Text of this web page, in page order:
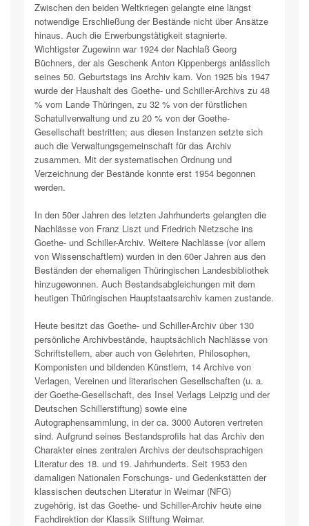
Zwischen den beiden Weltkriegen gelangte eine längst
notwendige Erschließung der Bestände nicht über Ansätze
hinaus. Auch die Erwerbungstätigkeit stagnierte.
Wichtigster Zugewinn war 1924 der Nachlaß Georg
Büchners, der als Geschenk Anton Kippenbergs anlässlich
seines 50. Geburtstags ins Archiv kam. Von 1925 bis 1947
wurde der Haushalt des Goethe- und Schiller-Archivs zu 48
% vom Lande Thüringen, zu 32 % von der fürstlichen
Schatullverwaltung und zu 20 % von der Goethe-
Gesellschaft bestritten; aus diesen Instanzen setzte sich
auch die Verwaltungsgemeinschaft für das Archiv
zusammen. Mit der systematischen Ordnung und
Verzeichnung der Bestände konnte erst 1954 begonnen
werden.
In den 50er Jahren des letzten Jahrhunderts gelangten die
Nachlässe von Franz Liszt und Friedrich Nietzsche ins
Goethe- und Schiller-Archiv. Weitere Nachlässe (vor allem
von Wissenschaftlern) wurden in den 60er Jahren aus den
Beständen der ehemaligen Thüringischen Landesbibliothek
hinzugewonnen. Auch Bestandsabgleichungen mit dem
heutigen Thüringischen Hauptstaatsarchiv kamen zustande.
Heute besitzt das Goethe- und Schiller-Archiv über 130
persönliche Archivbestände, hauptsächlich Nachlässe von
Schriftstellern, aber auch von Gelehrten, Philosophen,
Komponisten und bildenden Künstlern, 14 Archive von
Verlagen, Vereinen und literarischen Gesellschaften (u. a.
der Goethe-Gesellschaft, des Insel Verlags Leipzig und der
Deutschen Schillerstiftung) sowie eine
Autographensammlung, in der ca. 3000 Autoren vertreten
sind. Aufgrund seines Bestandsprofils hat das Archiv den
Charakter eines zentralen Archivs der deutschsprachigen
Literatur des 18. und 19. Jahrhunderts. Seit 1953 den
damaligen Nationalen Forschungs- und Gedenkstätten der
klassischen deutschen Literatur in Weimar (NFG)
zugehörig, ist das Goethe- und Schiller-Archiv heute eine
Fachdirektion der Klassik Stiftung Weimar.